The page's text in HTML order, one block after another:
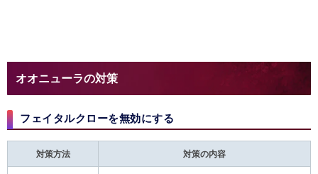
オオニューラの対策
フェイタルクローを無効にする
対策方法 対策の内容